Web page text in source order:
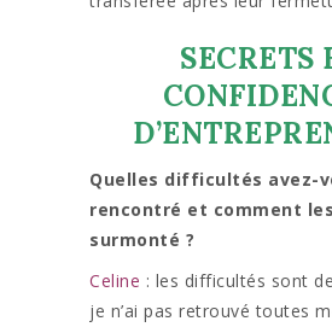
SECRETS
Quelles difficultés avez-
rencontré et comment
surmonté ?
Celine : les difficultés sont
je n’ai pas retrouvé toutes